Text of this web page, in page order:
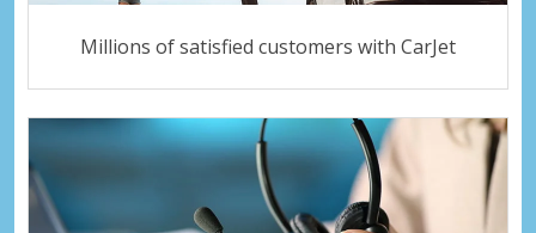
Millions of satisfied customers with CarJet